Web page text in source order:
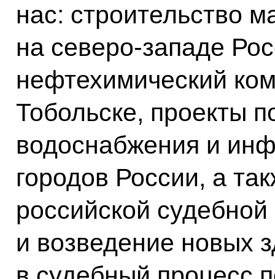
нас: строительство
на северо‑западе
нефтехимический
Тобольске, проекты
водоснабжения и
городов России, а
российской
и возведение новых